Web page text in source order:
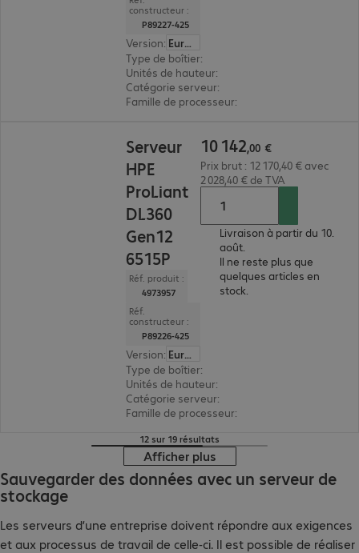
constructeur :
P89227-425
Version:
Europe
Type de boîtier:
Unités de hauteur:
Catégorie serveur:
Famille de processeur:
Serveur
HPE
ProLiant
DL360
Gen12
6515P
Réf. produit :
4973957
Réf.
constructeur :
P89226-425
Version:
Europe
Type de boîtier:
Unités de hauteur:
Catégorie serveur:
Famille de processeur:
10142,00 €
Prix brut : 12 170,40 € avec
2 028,40 € de TVA
Livraison à partir du 10.
août.
Il ne reste plus que
quelques articles en
stock.
12 sur 19 résultats
Afficher plus
Sauvegarder des données avec un serveur de
stockage
Les serveurs d’une entreprise doivent répondre aux exigences
et aux processus de travail de celle-ci. Il est possible de réaliser